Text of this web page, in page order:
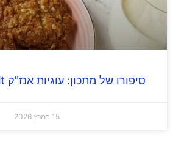
סיפורו של מתכון: עוגיות אנז"ק ANZAC Biscuit